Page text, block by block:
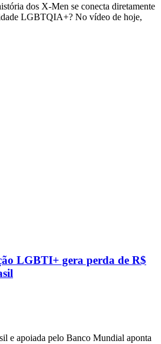
dos X-Men se conecta diretamente
LGBTQIA+? No vídeo de hoje,
LGBTI+ gera perda de R$
e apoiada pelo Banco Mundial aponta